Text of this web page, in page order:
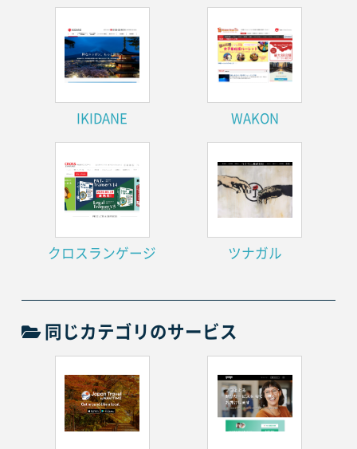
IKIDANE WAKON
クロスランゲージ ツナガル
同じカテゴリのサービス